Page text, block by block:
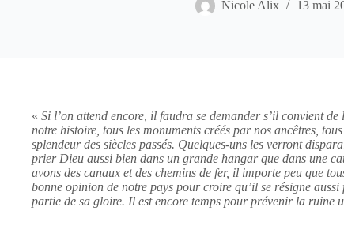
Nicole Alix 13 mai
« Si l’on attend encore, il faudra se demander s’il convient
notre histoire, tous les monuments créés par nos ancêtres,
splendeur des siècles passés. Quelques-uns les verront
prier Dieu aussi bien dans un grande hangar que dans une
avons des canaux et des chemins de fer, il importe peu que
bonne opinion de notre pays pour croire qu’il se résigne
partie de sa gloire. Il est encore temps pour prévenir la ruine